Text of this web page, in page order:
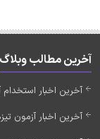
آخرین مطالب وبلاگ
آخرین اخبار استخدام آموزش
آخرین اخبار آزمون